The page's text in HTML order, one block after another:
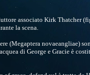
associato Kirk Thatcher
la scena.
(Megaptera novaeangliae)
di George e Gracie è